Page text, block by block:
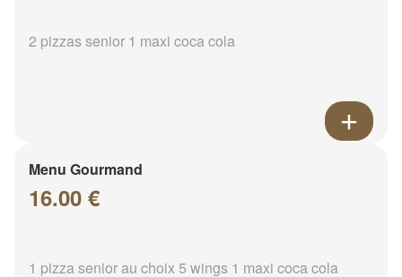
2 pizzas senior 1 maxi coca cola
Menu Gourmand
16.00 €
1 pizza senior au choix 5 wings 1 maxi coca cola